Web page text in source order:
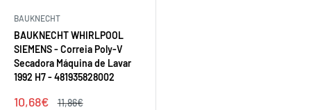
BAUKNECHT
BAUKNECHT WHIRLPOOL
SIEMENS - Correia Poly-V
Secadora Máquina de Lavar
1992 H7 - 481935828002
Preço
10,68€
Preço
11,86€